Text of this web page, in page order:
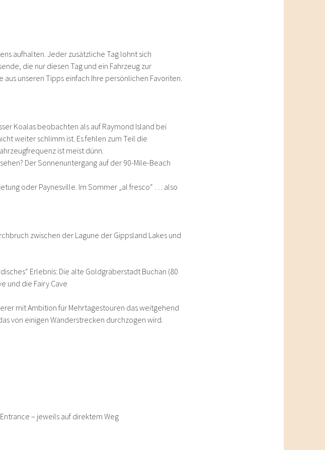
aufhalten. Jeder zusätzliche Tag lohnt sich
die nur diesen Tag und ein Fahrzeug zur
unseren Tipps einfach Ihre persönlichen Favoriten.
Koalas beobachten als auf Raymond Island bei
weiter schlimm ist. Es fehlen zum Teil die
ist meist dünn.
Der Sonnenuntergang auf der 90-Mile-Beach
oder Paynesville. Im Sommer „al fresco“ … also
zwischen der Lagune der Gippsland Lakes und
Erlebnis: Die alte Goldgräberstadt Buchan (80
und die Fairy Cave
mit Ambition für Mehrtagestouren das weitgehend
von einigen Wanderstrecken durchzogen wird.
– jeweils auf direktem Weg